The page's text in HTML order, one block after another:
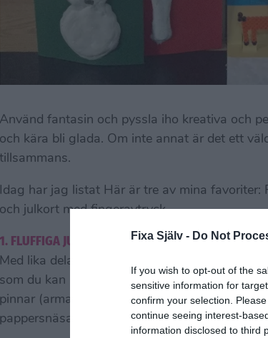
Fixa Själv - Do Not
If you wish to opt-out of the
sensitive information for
confirm your selection.
continue seeing interest-
information disclosed to third
Använd fantasin och pyssla iho kreativa och
och kära bli glada. Om inte annat är det ett
tillsammans.
Idag har jag listat Här är tre av mina
och julkort med fingeravtryck.
1. FLUFFIGA JULKORT
Med lika delar parfymfritt raklödder och
som du kan måla med. Ska du göra en
pinnar (armar), små stenar (ögon och
pappersnäsa. Strö över lite glitter för en